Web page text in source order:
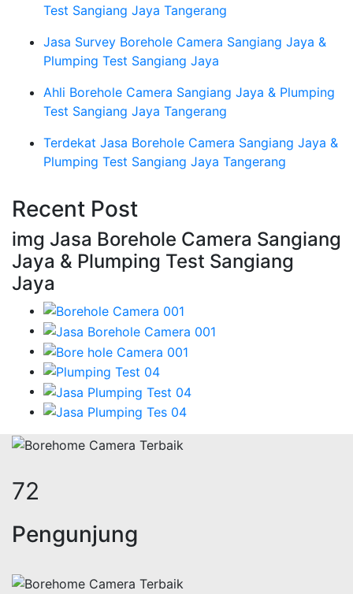
Test Sangiang Jaya Tangerang
Jasa Survey Borehole Camera Sangiang Jaya &
Plumping Test Sangiang Jaya
Ahli Borehole Camera Sangiang Jaya & Plumping
Test Sangiang Jaya Tangerang
Terdekat Jasa Borehole Camera Sangiang Jaya &
Plumping Test Sangiang Jaya Tangerang
Recent Post
img Jasa Borehole Camera Sangiang
Jaya & Plumping Test Sangiang
Jaya
88
Pengunjung